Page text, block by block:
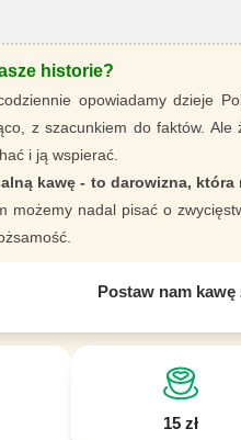
historie?
opowiadamy dzieje
z szacunkiem do faktów.
i ją wspierać.
kawę - to darowizna, która
możemy nadal pisać o
Postaw nam kawę
15 zł